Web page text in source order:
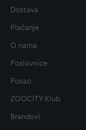
Dostava
Plaćanje
O nama
Poslovnice
Posao
ZOOCITY Klub
Brandovi